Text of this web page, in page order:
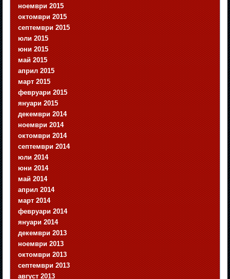
ноември 2015
октомври 2015
септември 2015
юли 2015
юни 2015
май 2015
април 2015
март 2015
февруари 2015
януари 2015
декември 2014
ноември 2014
октомври 2014
септември 2014
юли 2014
юни 2014
май 2014
април 2014
март 2014
февруари 2014
януари 2014
декември 2013
ноември 2013
октомври 2013
септември 2013
август 2013